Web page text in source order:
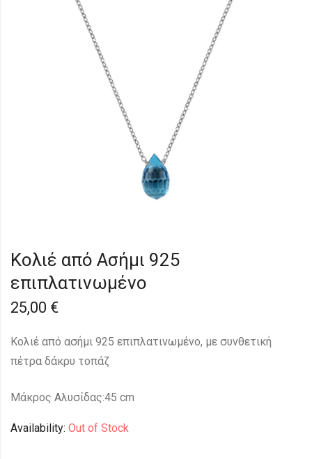
Κολιέ από Ασήμι 925
επιπλατινωμένο
25,00 €
Κολιέ από ασήμι 925 επιπλατινωμένο, με συνθετική
πέτρα δάκρυ τοπάζ
Μάκρος Αλυσίδας:45 cm
Availability: Out of Stock